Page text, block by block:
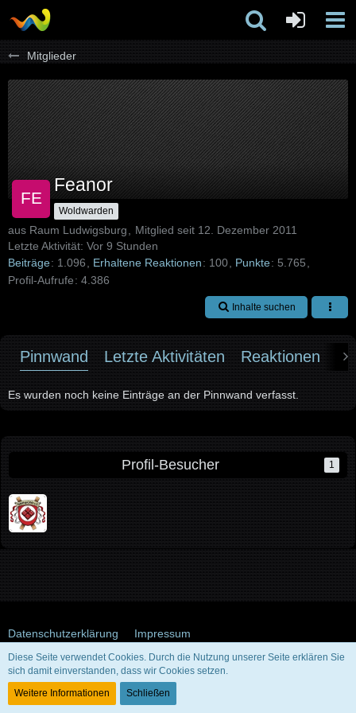
Mitglieder
Feanor
Woldwarden
aus Raum Ludwigsburg
Mitglied seit 12. Dezember 2011
Letzte Aktivität: Vor 9 Stunden
Beiträge
1.096 Erhaltene Reaktionen 100 Punkte
5.765
Profil-Aufrufe
4.386
Inhalte suchen
Pinnwand Letzte Aktivitäten Reaktionen
Es wurden noch keine Einträge an der Pinnwand verfasst.
Profil-Besucher 1
Datenschutzerklärung Impressum
Community-Software:WoltLab Suite™ 5.5.26
Diese Seite verwendet Cookies. Durch die Nutzung unserer Seite erklären Sie
sich damit einverstanden, dass wir Cookies setzen.
Weitere Informationen
Schließen